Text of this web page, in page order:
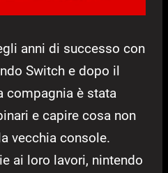
anni di successo con
Switch e dopo il
compagnia è stata
e capire cosa non
vecchia console.
ai loro lavori, nintendo